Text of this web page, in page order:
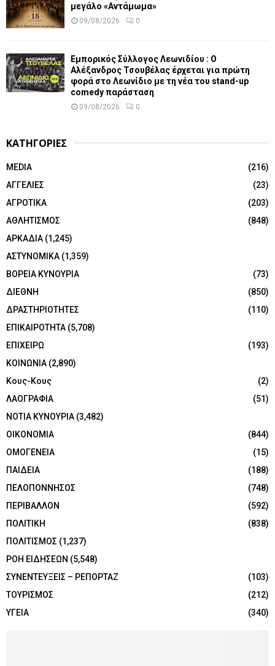
μεγάλο «Αντάμωμα»
09/08/2026 0
Εμπορικός Σύλλογος Λεωνιδίου : Ο
Αλέξανδρος Τσουβέλας έρχεται για πρώτη
φορά στο Λεωνίδιο με τη νέα του stand-up
comedy παράσταση
09/08/2026 0
ΚΑΤΗΓΟΡΙΕΣ
MEDIA
(216)
ΑΓΓΕΛΙΕΣ
(23)
ΑΓΡΟΤΙΚΑ
(203)
ΑΘΛΗΤΙΣΜΟΣ
(848)
ΑΡΚΑΔΙΑ (1,245)
ΑΣΤΥΝΟΜΙΚΑ (1,359)
ΒΟΡΕΙΑ ΚΥΝΟΥΡΙΑ
(73)
ΔΙΕΘΝΗ
(850)
ΔΡΑΣΤΗΡΙΟΤΗΤΕΣ
(110)
ΕΠΙΚΑΙΡΟΤΗΤΑ (5,708)
ΕΠΙΧΕΙΡΩ
(193)
ΚΟΙΝΩΝΙΑ (2,890)
Κους-Κους
(2)
ΛΑΟΓΡΑΦΙΑ
(51)
ΝΟΤΙΑ ΚΥΝΟΥΡΙΑ (3,482)
ΟΙΚΟΝΟΜΙΑ
(844)
ΟΜΟΓΕΝΕΙΑ
(15)
ΠΑΙΔΕΙΑ
(188)
ΠΕΛΟΠΟΝΝΗΣΟΣ
(748)
ΠΕΡΙΒΑΛΛΟΝ
(592)
ΠΟΛΙΤΙΚΗ
(838)
ΠΟΛΙΤΙΣΜΟΣ (1,237)
ΡΟΗ ΕΙΔΗΣΕΩΝ (5,548)
ΣΥΝΕΝΤΕΥΞΕΙΣ – ΡΕΠΟΡΤΑΖ
(103)
ΤΟΥΡΙΣΜΟΣ
(212)
ΥΓΕΙΑ
(340)